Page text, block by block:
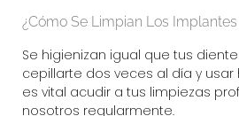
¿Cómo Se Limpian Los
Se higienizan igual que tus
cepillarte dos veces al día y usar
es vital acudir a tus limpiezas
nosotros regularmente.